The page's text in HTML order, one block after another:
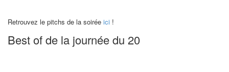
Retrouvez le pitchs de la soirée ici !
Best of de la journée du 20